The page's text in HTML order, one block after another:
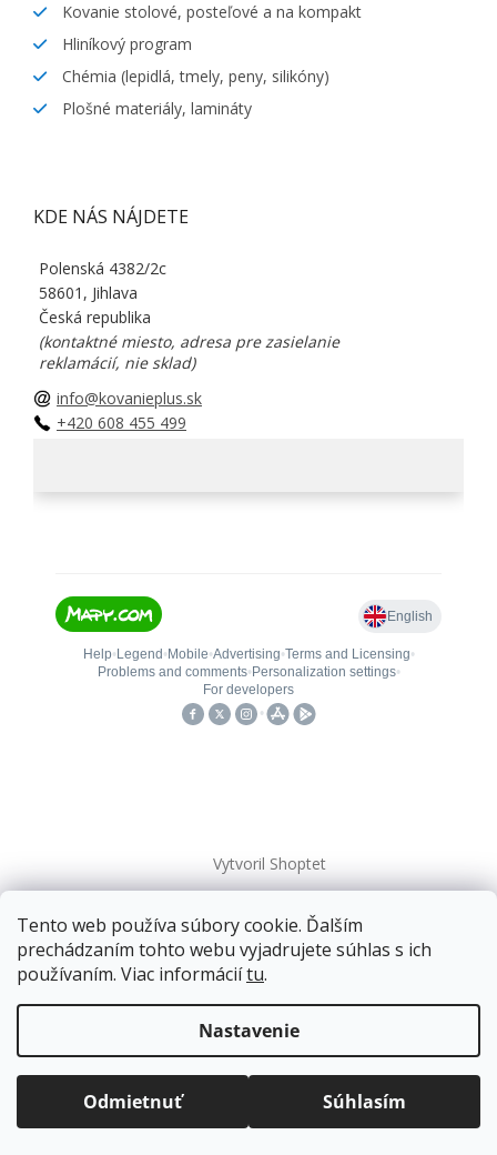
Tento web používa súbory cookie. Ďalším
prechádzaním tohto webu vyjadrujete súhlas s ich
používaním. Viac informáciítu.
Nastavenie
Odmietnuť Súhlasím
Doprava zadarmopre balíkové zásielky v hodnote
nad120 EUR*.
Balíky zasielame už od4 EUR.
ZRÝCHĽUJEME.
Kovanie stolové, posteľové a na kompakt
Hliníkový program
Chémia (lepidlá, tmely, peny, silikóny)
Plošné materiály, lamináty
KDE NÁS NÁJDETE
Polenská 4382/2c
58601, Jihlava
Česká republika
(kontaktné miesto, adresa pre zasielanie
reklamácií, nie sklad)
info@kovanieplus.sk
+420 608 455 499
Vytvoril Shoptet
Copyright 2026kovanieplus. Všetky práva vyhradené.